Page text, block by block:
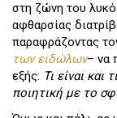
στη ζώνη του
αφθαρσίας
παραφράζοντας
των ειδώλων– να
εξής: Τι είναι και
ποιητική με το